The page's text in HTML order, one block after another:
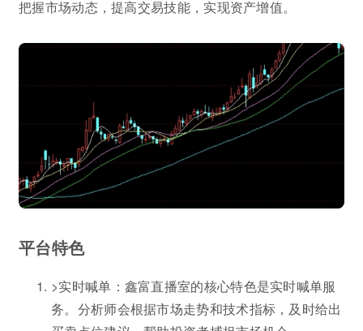
把握市场动态，提高交易技能，实现资产增值。
平台特色
>实时喊单：鑫富直播室的核心特色是实时喊单服
务。分析师会根据市场走势和技术指标，及时给出